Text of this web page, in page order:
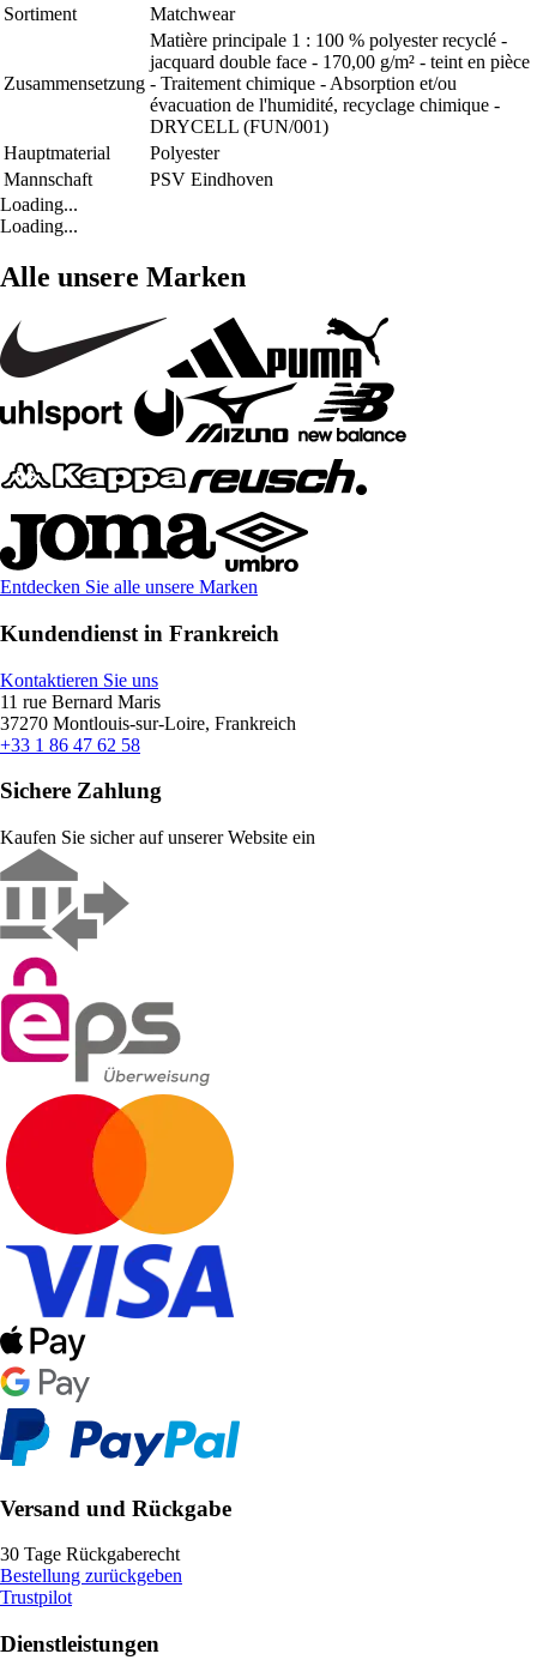
Sortiment
Matchwear
Zusammensetzung
Matière principale 1 : 100 % polyester recyclé -
jacquard double face - 170,00 g/m² - teint en pièce
- Traitement chimique - Absorption et/ou
évacuation de l'humidité, recyclage chimique -
DRYCELL (FUN/001)
Hauptmaterial
Polyester
Mannschaft
PSV Eindhoven
Loading...
Loading...
Alle unsere Marken
Entdecken Sie alle unsere Marken
Kundendienst in Frankreich
Kontaktieren Sie uns
11 rue Bernard Maris
37270 Montlouis-sur-Loire, Frankreich
+33 1 86 47 62 58
Sichere Zahlung
Kaufen Sie sicher auf unserer Website ein
Versand und Rückgabe
30 Tage Rückgaberecht
Bestellung zurückgeben
Trustpilot
Dienstleistungen